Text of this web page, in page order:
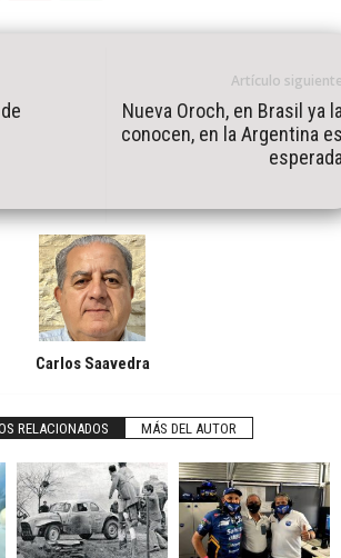
Artículo
Nueva Oroch, en Brasil ya
conocen, en la Argentina
Carlos Saavedra
RELACIONADOS MÁS DEL AUTOR